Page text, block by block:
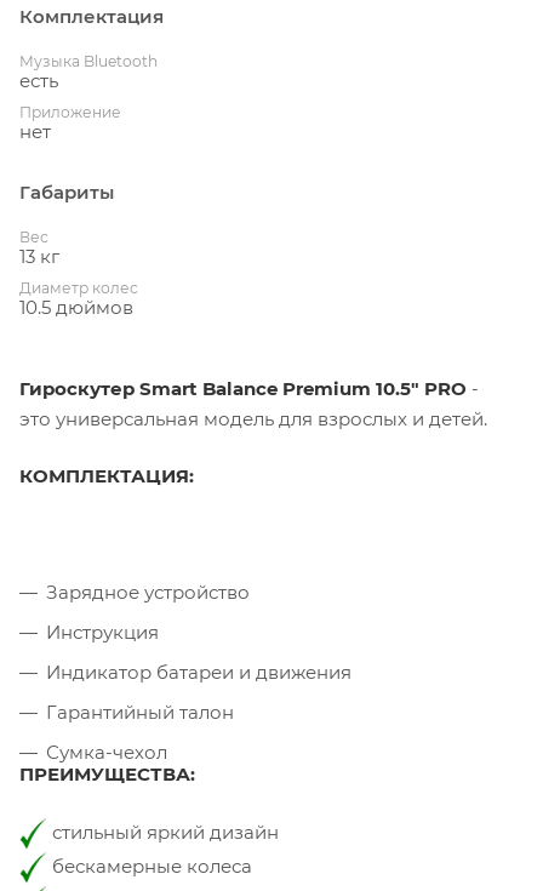
Комплектация
Музыка Bluetooth
есть
Приложение
нет
Габариты
Вес
13 кг
Диаметр колес
10.5 дюймов
Гироскутер Smart Balance Premium 10.5" PRO -
это универсальная модель для взрослых и детей.
КОМПЛЕКТАЦИЯ:
Зарядное устройство
Инструкция
Индикатор батареи и движения
Гарантийный талон
Сумка-чехол
ПРЕИМУЩЕСТВА:
стильный яркий дизайн
бескамерные колеса